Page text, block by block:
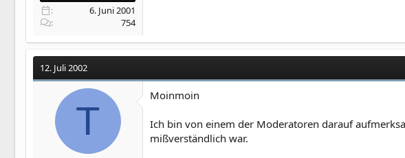
6. Juni 2001
754
12. Juli 2002
T
Moinmoin
Ich bin von einem der Moderatoren darauf
mißverständlich war.